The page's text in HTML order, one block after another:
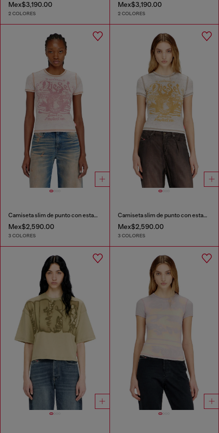
Mex$3,190.00
2 COLORES
Mex$3,190.00
2 COLORES
Camiseta slim de punto con estampado y tachuelas
Mex$2,590.00
3 COLORES
Camiseta slim de punto con estampado y tachuelas
Mex$2,590.00
3 COLORES